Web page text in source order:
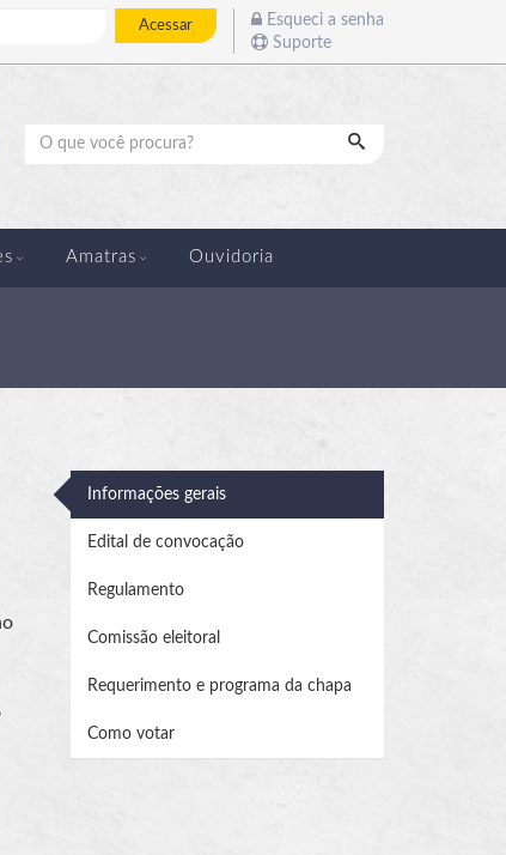
Acessar
Esqueci a senha
Suporte
Pesquisar
Amatras Ouvidoria
Informações gerais
Edital de convocação
Regulamento
Comissão eleitoral
Requerimento e programa da chapa
Como votar